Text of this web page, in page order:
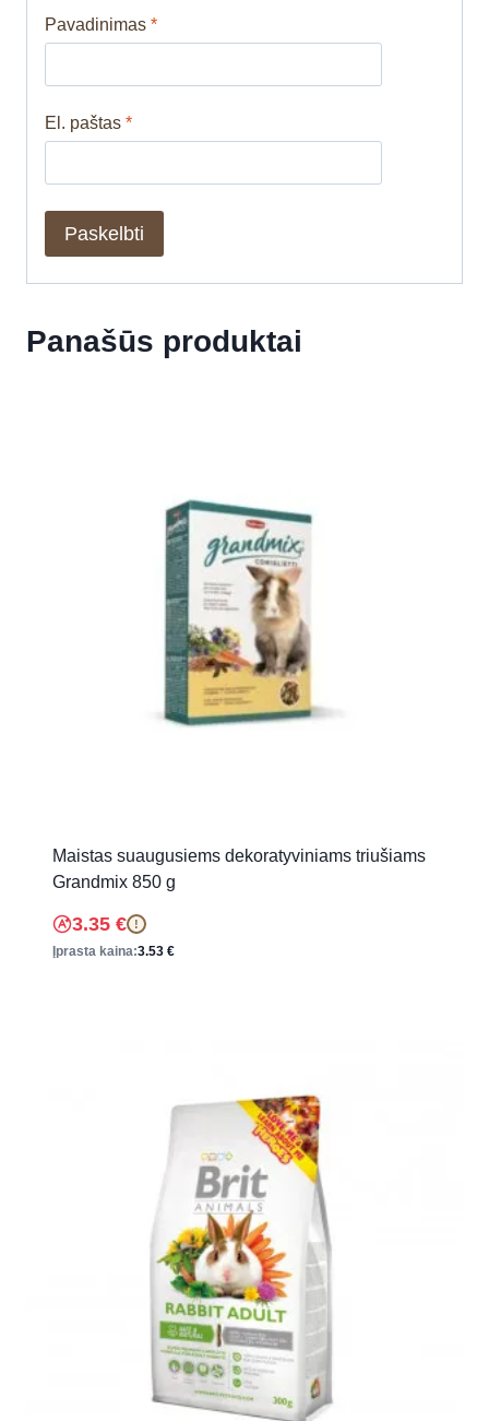
Pavadinimas *
El. paštas *
Panašūs produktai
Maistas suaugusiems dekoratyviniams triušiams
Grandmix 850 g
3.35 € !
Įprasta kaina:3.53 €